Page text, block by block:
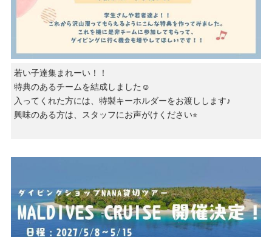
若い子達集まれーい！！
特典のあるチームを結成しました☺️
入ってくれた方には、特製キーホルダーをお渡しします♪
興味のある方は、スタッフにお声がけください⭐︎